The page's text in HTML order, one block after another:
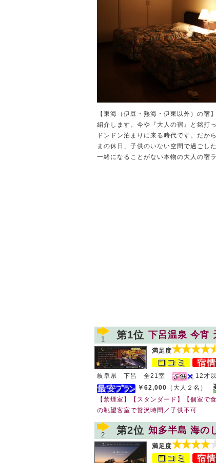
【東海（伊豆・熱海・伊東以外）の宿
紹介します。今や『大人の宿』と銘打
ドンドン泊まりに来る時代です。だか
まの休日、子供のいない空間で過ごし
一緒になることがない本物の大人の宿
1 第1位 下呂温泉 今宵
満足度
岐阜県 下呂 全21室
12才
￥62,000 （大人２名）
【禁煙室】【スタンダード】【個室で
の眺望客室で贅沢時間／子供不可
2 第2位 知多半島 海の
満足度